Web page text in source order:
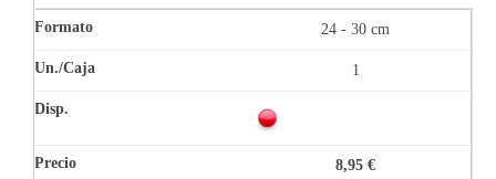
24 - 30 cm
1
8,95 €